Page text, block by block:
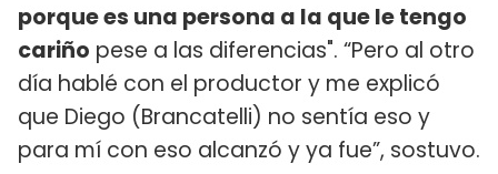
porque es una persona a la que le tengo
cariño pese a las diferencias". “Pero al otro
día hablé con el productor y me explicó
que Diego (Brancatelli) no sentía eso y
para mí con eso alcanzó y ya fue”, sostuvo.